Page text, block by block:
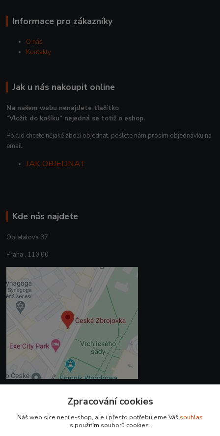
Informace pro zákazníky
O nás
Kontakty
Jak u nás nakoupit online
Na našem webu nenajdete tlačítko
“Vložit do košíku“ nejedná se totiž o eshop.
Pokud chcete nějaké zboží objednat, pošlete nám prosím objednávku na
email.
JAK OBJEDNAT
Kde nás najdete
Opletalova 37
Praha , 110 00
+420 225 375 800
Zpracování cookies
Náš web sice není e-shop, ale i přesto potřebujeme Váš souhlas
s použitím souborů cookies.